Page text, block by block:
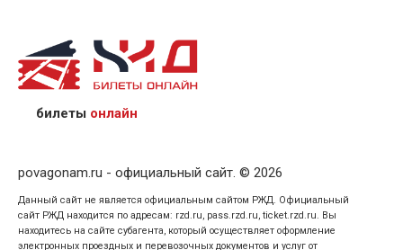
назвав кассиру 14-значный номер заказа;
предъявив удостоверение личности пассажира, на
кого оформлен билет.
билеты онлайн
povagonam.ru - официальный сайт. © 2026
Данный сайт не является официальным сайтом РЖД. Официальный
сайт РЖД находится по адресам: rzd.ru, pass.rzd.ru, ticket.rzd.ru. Вы
находитесь на сайте субагента, который осуществляет оформление
электронных проездных и перевозочных документов и услуг от